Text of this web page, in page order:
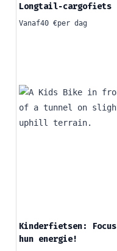
Longtail‑cargofiets
Vanaf40 €per dag
Kinderfietsen: Focus
hun energie!